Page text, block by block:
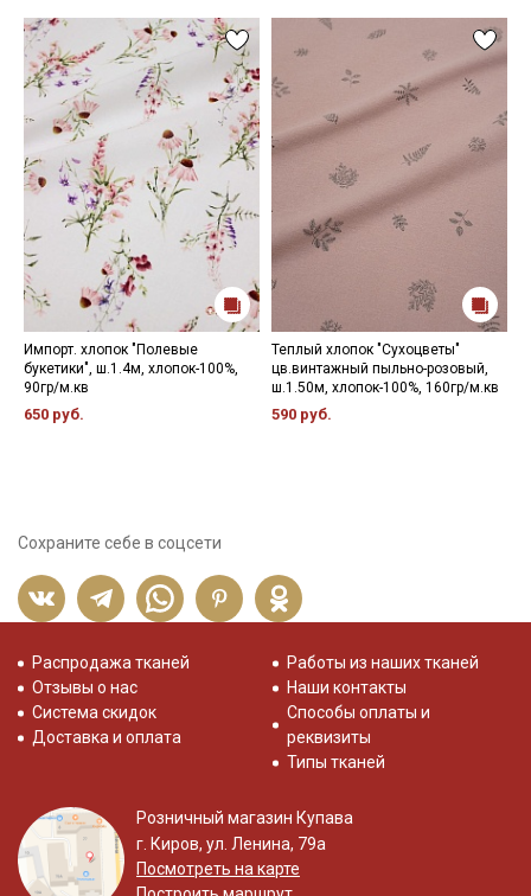
Импорт. хлопок "Полевые
букетики", ш.1.4м, хлопок-100%,
90гр/м.кв
650 руб.
Теплый хлопок "Сухоцветы"
цв.винтажный пыльно-розовый,
ш.1.50м, хлопок-100%, 160гр/м.кв
590 руб.
Сохраните себе в соцсети
Распродажа тканей
Отзывы о нас
Система скидок
Доставка и оплата
Работы из наших тканей
Наши контакты
Способы оплаты и
реквизиты
Типы тканей
Розничный магазин Купава
г. Киров, ул. Ленина, 79а
Посмотреть на карте